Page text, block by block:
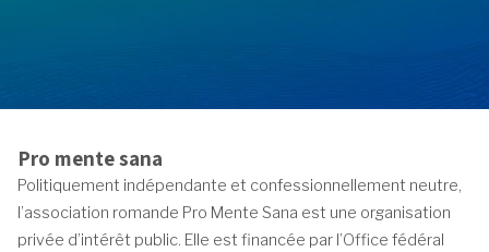
Pro mente sana
Politiquement indépendante et confessionnellement neutre,
l’association romande Pro Mente Sana est une organisation
privée d’intérêt public. Elle est financée par l’Office fédéral